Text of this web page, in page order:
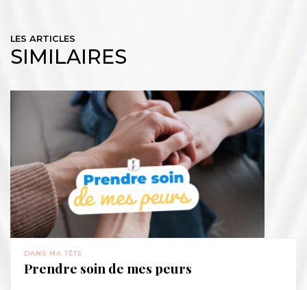
LES ARTICLES
SIMILAIRES
DANS MA TÊTE
Prendre soin de mes peurs